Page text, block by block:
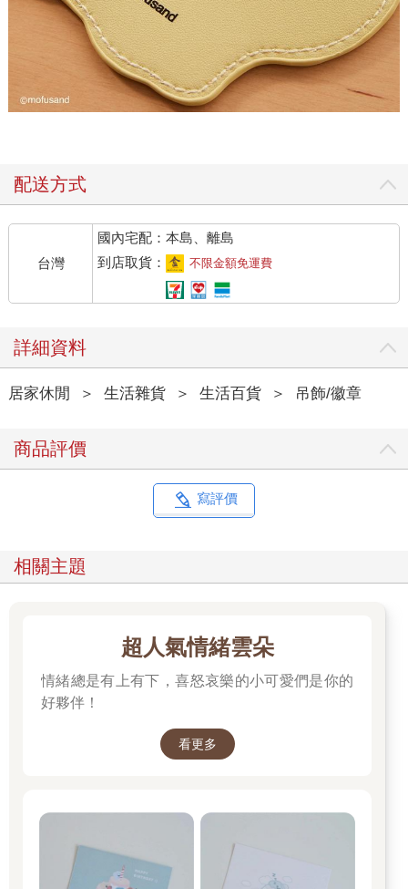
配送方式
台灣
國內宅配：本島、離島
到店取貨：
不限金額免運費
詳細資料
居家休閒 ＞ 生活雜貨 ＞ 生活百貨 ＞ 吊飾/徽章
商品評價
寫評價
相關主題
超人氣情緒雲朵
情緒總是有上有下，喜怒哀樂的小可愛們是你的
好夥伴！
看更多